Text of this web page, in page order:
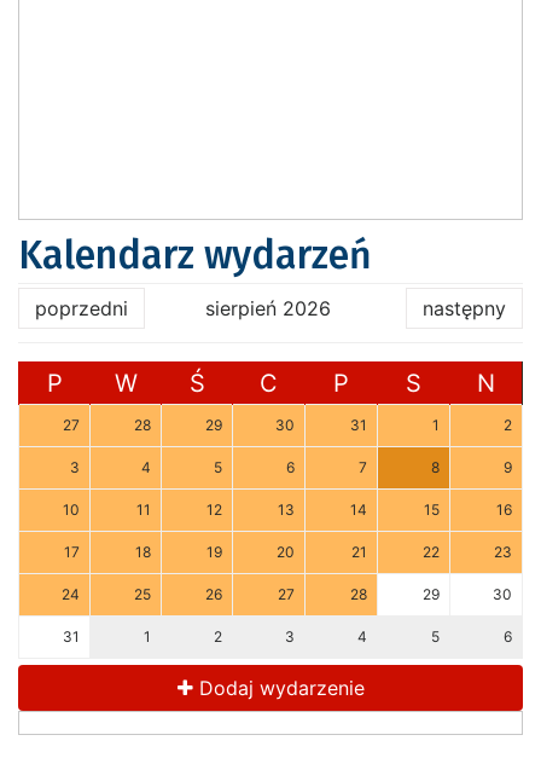
Kalendarz wydarzeń
poprzedni sierpień 2026 następny
P W Ś C P S N
27 28 29 30 31 1 2
3 4 5 6 7 8 9
10 11 12 13 14 15 16
17 18 19 20 21 22 23
24 25 26 27 28 29 30
31 1 2 3 4 5 6
Dodaj wydarzenie